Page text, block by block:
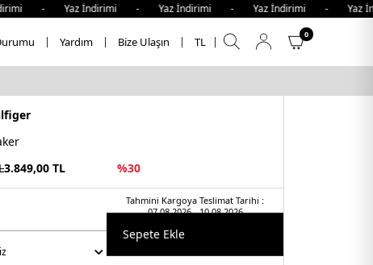
- Yaz İndirimi - Yaz İndirimi - Yaz İndirimi -
Yardım Bize Ulaşın TL
0
3.849,00 TL %30
Tahmini Kargoya Teslimat Tarihi :
07.08.2026 - 10.08.2026
Sepete Ekle